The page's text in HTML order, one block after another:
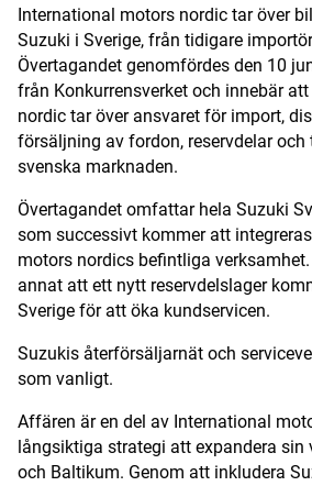
Läs
Om
International motors nordic tar över
Suzuki i Sverige, från tidigare
Övertagandet genomfördes den 10
från Konkurrensverket och innebär
nordic tar över ansvaret för import,
försäljning av fordon, reservdelar och
svenska marknaden.
Övertagandet omfattar hela Suzuki
som successivt kommer att
motors nordics befintliga
annat att ett nytt reservdelslager
Sverige för att öka kundservicen.
Suzukis återförsäljarnät och
som vanligt.
Affären är en del av International
långsiktiga strategi att expandera sin
och Baltikum. Genom att inkludera